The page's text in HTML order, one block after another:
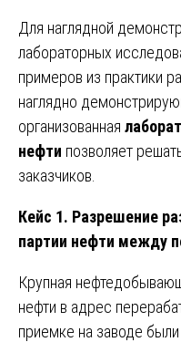
Для наглядной
лабораторных
примеров из практики
наглядно
организованная
нефти позволяет
заказчиков.
Кейс 1. Разрешение
партии нефти между
Крупная
нефти в адрес
приемке на заводе